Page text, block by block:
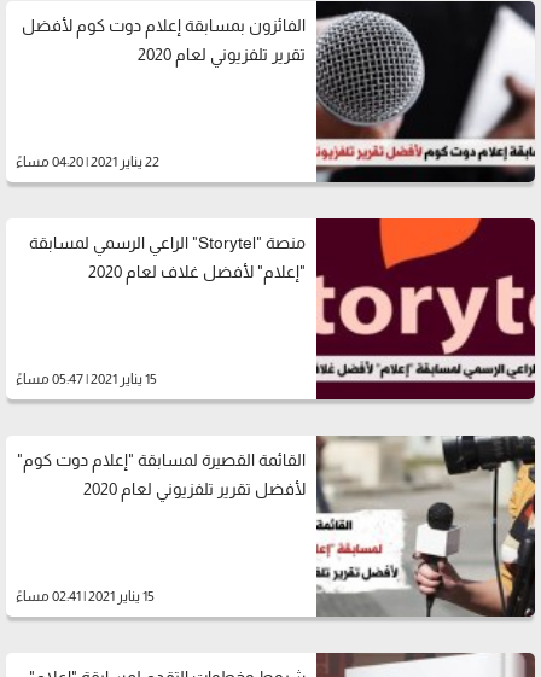
الفائزون بمسابقة إعلام دوت كوم لأفضل
تقرير تلفزيوني لعام 2020
22 يناير 2021 | 04:20 مساءً
منصة "Storytel" الراعي الرسمي لمسابقة
"إعلام" لأفضل غلاف لعام 2020
15 يناير 2021 | 05:47 مساءً
القائمة القصيرة لمسابقة "إعلام دوت كوم"
لأفضل تقرير تلفزيوني لعام 2020
15 يناير 2021 | 02:41 مساءً